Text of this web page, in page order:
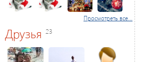
Просмотреть все...
Друзья 23